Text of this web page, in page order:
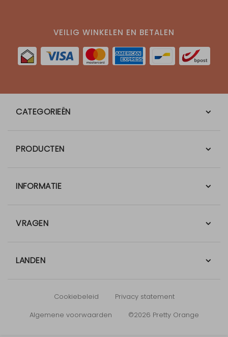
VEILIG WINKELEN EN BETALEN
CATEGORIEËN
PRODUCTEN
INFORMATIE
VRAGEN
LANDEN
Cookiebeleid
Privacy statement
Algemene voorwaarden
©2026 Pretty Orange